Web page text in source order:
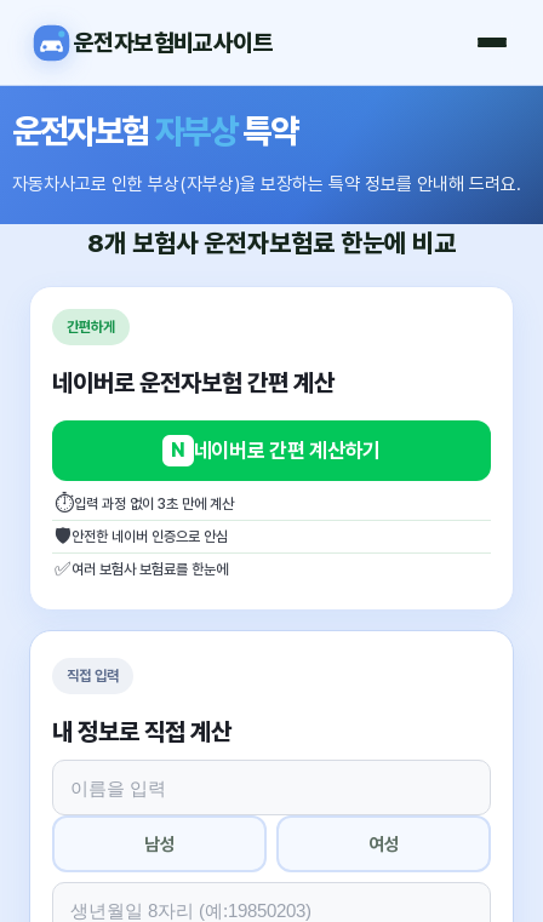
운전자보험비교사이트
운전자보험자부상특약
자동차사고로 인한 부상(자부상)을 보장하는 특약 정보를 안내해 드려요.
8개 보험사운전자보험료 한눈에 비교
간편하게
네이버로 운전자보험 간편 계산
N 네이버로 간편 계산하기
⏱입력 과정 없이 3초 만에 계산
🛡안전한 네이버 인증으로 안심
✅여러 보험사 보험료를 한눈에
직접 입력
내 정보로 직접 계산
남성 여성